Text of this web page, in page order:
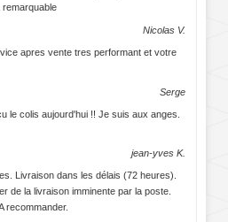
Nicolas V.
apres vente tres performant et votre
Serge
le colis aujourd'hui !! Je suis aux anges.
jean-yves K.
Livraison dans les délais (72 heures).
de la livraison imminente par la poste.
recommander.